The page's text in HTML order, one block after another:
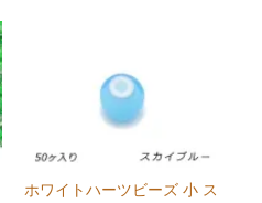
ホワイトハーツビーズ 小 ス